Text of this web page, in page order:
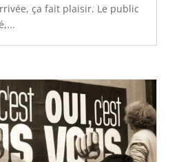
ça fait plaisir. Le public